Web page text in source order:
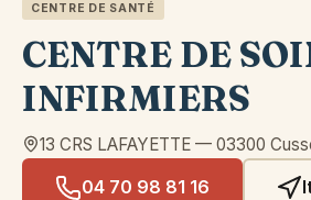
CENTRE DE SANTÉ
CENTRE DE
INFIRMIERS
13 CRS LAFAYETTE — 03300
04 70 98 81 16